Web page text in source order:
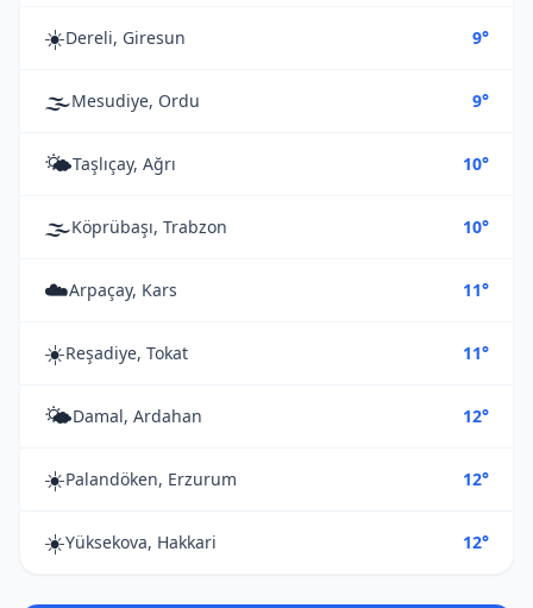
☀️Dereli, Giresun 9°
🌫️Mesudiye, Ordu 9°
🌤️Taşlıçay, Ağrı 10°
🌫️Köprübaşı, Trabzon 10°
☁️Arpaçay, Kars 11°
☀️Reşadiye, Tokat 11°
🌤️Damal, Ardahan 12°
☀️Palandöken, Erzurum 12°
☀️Yüksekova, Hakkari 12°